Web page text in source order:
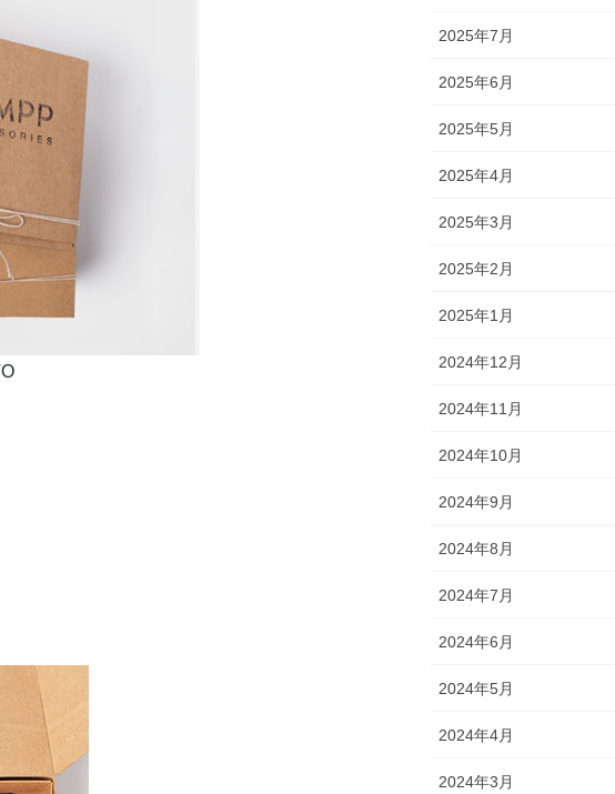
2025年7月
2025年6月
2025年5月
2025年4月
2025年3月
2025年2月
2025年1月
2024年12月
2024年11月
2024年10月
2024年9月
2024年8月
2024年7月
2024年6月
2024年5月
2024年4月
2024年3月